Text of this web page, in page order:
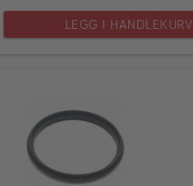
LEGG I HANDLEKURV